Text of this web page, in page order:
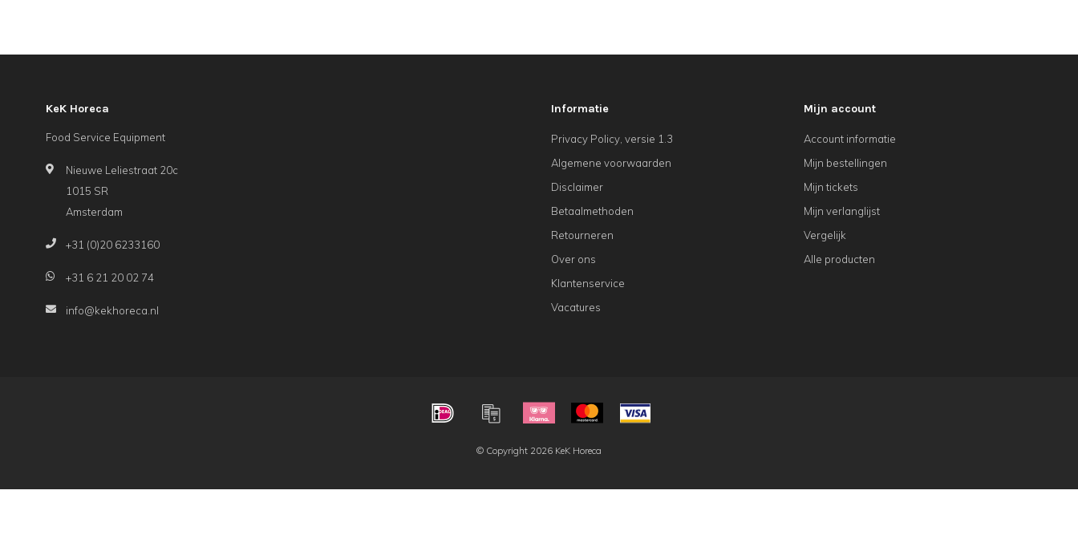
KeK Horeca
Food Service Equipment
Nieuwe Leliestraat 20c
1015 SR
Amsterdam
+31 (0)20 6233160
+31 6 21 20 02 74
info@kekhoreca.nl
Informatie
Privacy Policy, versie 1.3
Algemene voorwaarden
Disclaimer
Betaalmethoden
Retourneren
Over ons
Klantenservice
Vacatures
Mijn account
Account informatie
Mijn bestellingen
Mijn tickets
Mijn verlanglijst
Vergelijk
Alle producten
© Copyright 2026 KeK Horeca